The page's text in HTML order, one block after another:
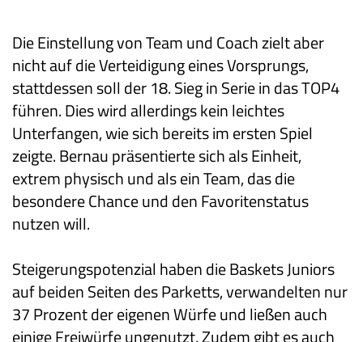
Die Einstellung von Team und Coach zielt aber
nicht auf die Verteidigung eines Vorsprungs,
stattdessen soll der 18. Sieg in Serie in das TOP4
führen. Dies wird allerdings kein leichtes
Unterfangen, wie sich bereits im ersten Spiel
zeigte. Bernau präsentierte sich als Einheit,
extrem physisch und als ein Team, das die
besondere Chance und den Favoritenstatus
nutzen will.
Steigerungspotenzial haben die Baskets Juniors
auf beiden Seiten des Parketts, verwandelten nur
37 Prozent der eigenen Würfe und ließen auch
einige Freiwürfe ungenutzt. Zudem gibt es auch